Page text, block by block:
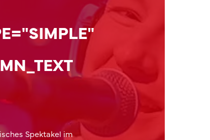
Spektakel im